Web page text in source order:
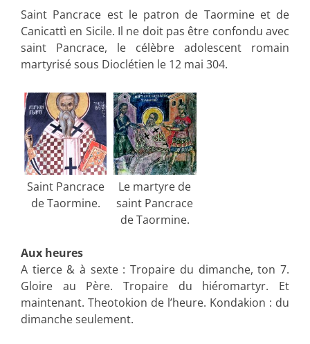
Saint Pancrace est le patron de Taormine et de
Canicattì en Sicile. Il ne doit pas être confondu avec
saint Pancrace, le célèbre adolescent romain
martyrisé sous Dioclétien le 12 mai 304.
Saint Pancrace
de Taormine.
Le martyre de
saint Pancrace
de Taormine.
Aux heures
A tierce & à sexte : Tropaire du dimanche, ton 7.
Gloire au Père. Tropaire du hiéromartyr. Et
maintenant. Theotokion de l’heure. Kondakion : du
dimanche seulement.